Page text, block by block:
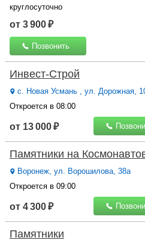
круглосуточно
от 3 900 ₽
Позвонить
Инвест-Строй
с. Новая Усмань , ул. Дорожная,
Откроется в 08:00
от 13 000 ₽
Памятники на
Воронеж, ул. Ворошилова, 38а
Откроется в 09:00
от 4 300 ₽
Памятники